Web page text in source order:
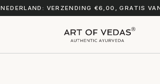
NEDERLAND: VERZENDING €6,00, GRATIS